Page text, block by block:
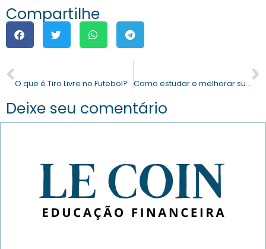
Compartilhe
O que é Tiro Livre no Futebol? Como estudar e melhorar suas apostas esportivas?
Deixe seu comentário